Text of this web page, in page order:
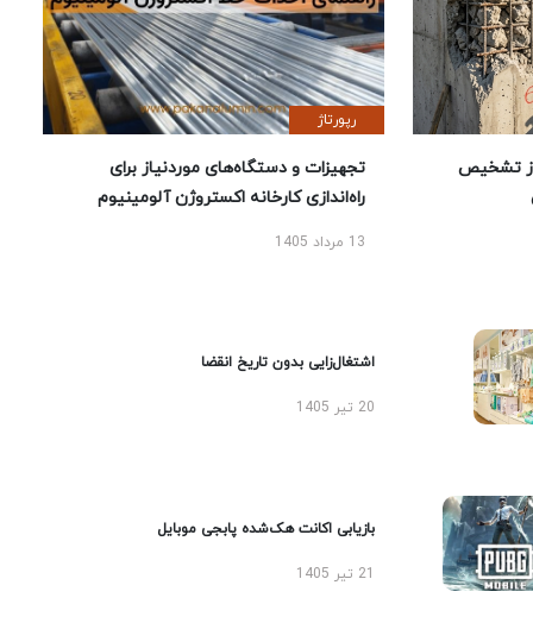
تشخیص
رپورتاژ
تجهیزات و دستگاه‌های موردنیاز برای
راه‌اندازی کارخانه اکستروژن آلومینیوم
13 مرداد 1405
اشتغال‌زایی بدون تاریخ انقضا
20 تیر 1405
بازیابی اکانت هک‌شده پابجی موبایل